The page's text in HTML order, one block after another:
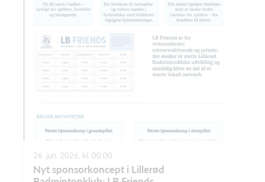
26. jun. 2026, kl. 00.00
Nyt sponsorkoncept i Lillerød